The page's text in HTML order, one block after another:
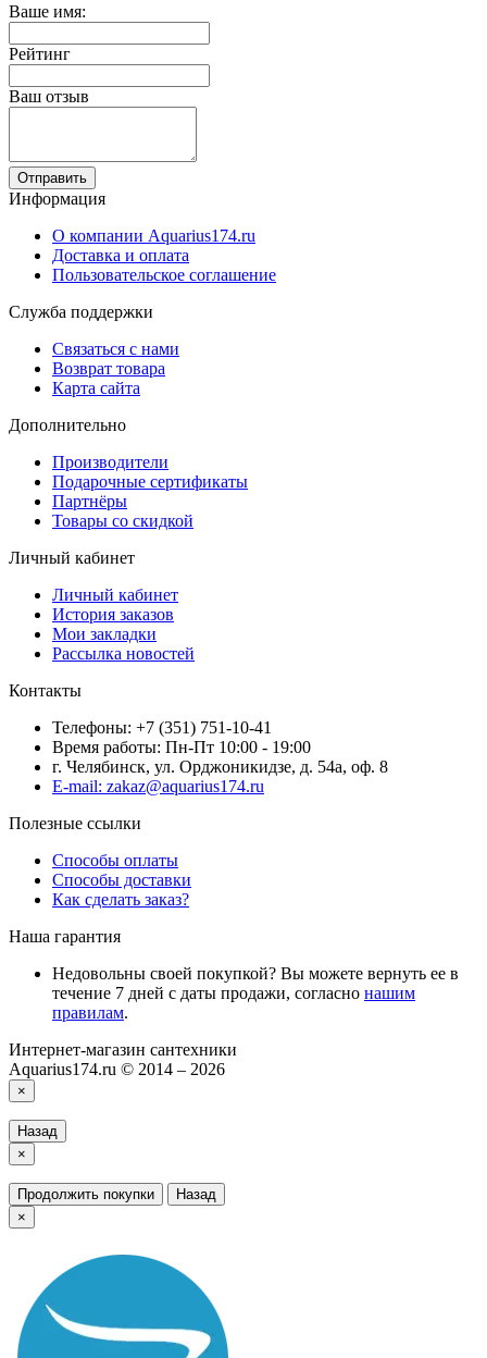
Ваше имя:
Рейтинг
Ваш отзыв
Отправить
Информация
О компании Aquarius174.ru
Доставка и оплата
Пользовательское соглашение
Служба поддержки
Связаться с нами
Возврат товара
Карта сайта
Дополнительно
Производители
Подарочные сертификаты
Партнёры
Товары со скидкой
Личный кабинет
Личный кабинет
История заказов
Мои закладки
Рассылка новостей
Контакты
Телефоны: +7 (351) 751-10-41
Время работы: Пн-Пт 10:00 - 19:00
г. Челябинск, ул. Орджоникидзе, д. 54а, оф. 8
E-mail: zakaz@aquarius174.ru
Полезные ссылки
Способы оплаты
Способы доставки
Как сделать заказ?
Наша гарантия
Недовольны своей покупкой? Вы можете вернуть ее в
течение 7 дней с даты продажи, согласно нашим
правилам.
Интернет-магазин сантехники
Aquarius174.ru © 2014 – 2026
×
Назад
×
Продолжить покупки
Назад
×